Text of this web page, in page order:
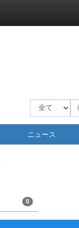
ニュース
0